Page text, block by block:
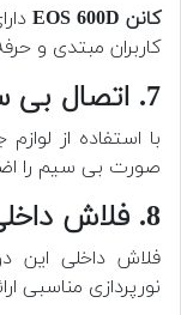
کانن EOS 600D
کاربران مبتدی و
7. اتصال بی سیم (از طریق لوازم جانبی)
با استفاده از
صورت بی سیم را
8. فلاش داخلی با عملکرد بالا
فلاش داخلی این
نورپردازی مناسبی